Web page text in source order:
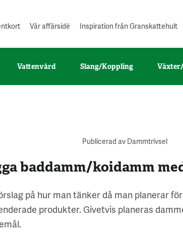
Vår affärsidé Inspiration från Granskattehult
Vattenvård Slang/Koppling
Publicerad av Dammtrivsel
baddamm/koidamm
på hur man tänker då man planerar
produkter. Givetvis planeras